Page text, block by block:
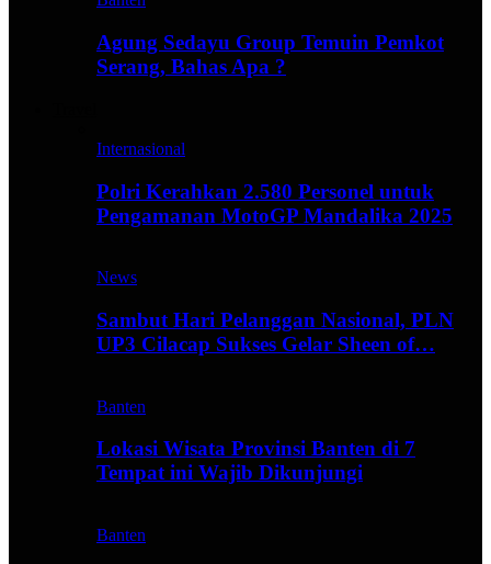
Agung Sedayu Group Temuin Pemkot
Serang, Bahas Apa ?
Internasional
Polri Kerahkan 2.580 Personel untuk
Pengamanan MotoGP Mandalika 2025
News
Sambut Hari Pelanggan Nasional, PLN
UP3 Cilacap Sukses Gelar Sheen of…
Banten
Lokasi Wisata Provinsi Banten di 7
Tempat ini Wajib Dikunjungi
Banten